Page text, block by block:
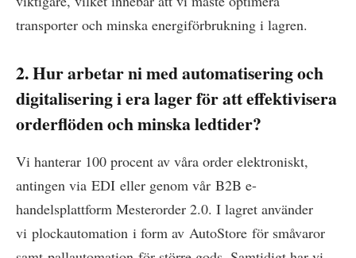
transporter och minska energiförbrukning i lagren.
2. Hur arbetar ni med automatisering och
digitalisering i era lager för att effektivisera
orderflöden och minska ledtider?
Vi hanterar 100 procent av våra order elektroniskt,
antingen via EDI eller genom vår B2B e-
handelsplattform Mesterorder 2.0. I lagret använder
vi plockautomation i form av AutoStore för småvaror